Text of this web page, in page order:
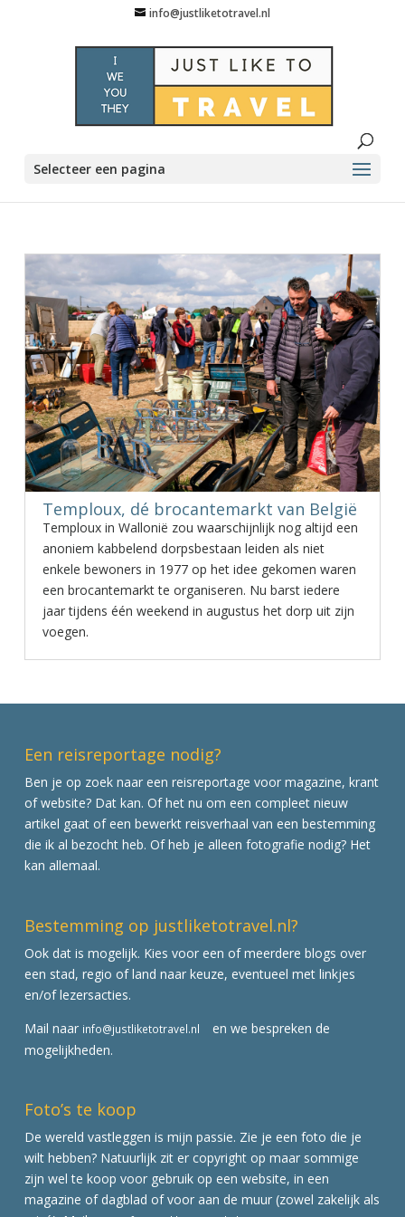
info@justliketotravel.nl
Selecteer een pagina
Temploux, dé brocantemarkt van België
Temploux in Wallonië zou waarschijnlijk nog altijd een
anoniem kabbelend dorpsbestaan leiden als niet
enkele bewoners in 1977 op het idee gekomen waren
een brocantemarkt te organiseren. Nu barst iedere
jaar tijdens één weekend in augustus het dorp uit zijn
voegen.
Een reisreportage nodig?
Ben je op zoek naar een reisreportage voor magazine, krant
of website? Dat kan. Of het nu om een compleet nieuw
artikel gaat of een bewerkt reisverhaal van een bestemming
die ik al bezocht heb. Of heb je alleen fotografie nodig? Het
kan allemaal.
Bestemming op justliketotravel.nl?
Ook dat is mogelijk. Kies voor een of meerdere blogs over
een stad, regio of land naar keuze, eventueel met linkjes
en/of lezersacties.
Mail naar info@justliketotravel.nl
en we bespreken de
mogelijkheden.
Foto’s te koop
De wereld vastleggen is mijn passie. Zie je een foto die je
wilt hebben? Natuurlijk zit er copyright op maar sommige
zijn wel te koop voor gebruik op een website, in een
magazine of dagblad of voor aan de muur (zowel zakelijk als